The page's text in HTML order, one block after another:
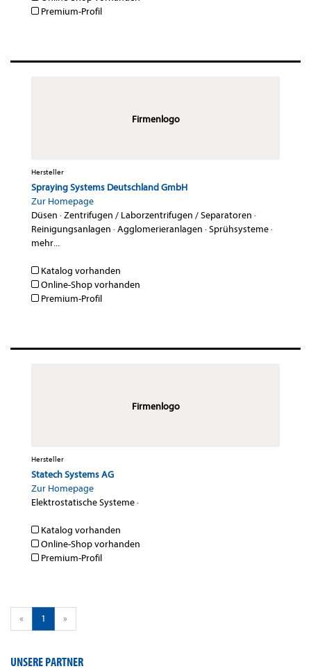
Premium-Profil
Firmenlogo
Hersteller
Spraying Systems Deutschland GmbH
Zur Homepage
Düsen ·Zentrifugen / Laborzentrifugen / Separatoren ·
Reinigungsanlagen ·Agglomerieranlagen ·Sprühsysteme·
mehr...
Katalog vorhanden
Online-Shop vorhanden
Premium-Profil
Firmenlogo
Hersteller
Statech Systems AG
Zur Homepage
Elektrostatische Systeme·
Katalog vorhanden
Online-Shop vorhanden
Premium-Profil
« 1 »
UNSERE PARTNER